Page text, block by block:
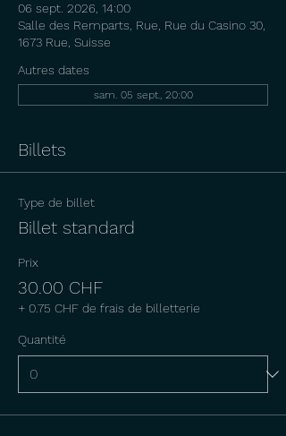
06 sept. 2026, 14:00
Salle des Remparts, Rue, Rue du Casino 30,
1673 Rue, Suisse
Autres dates
sam. 05 sept., 20:00
Billets
Type de billet
Billet standard
Prix
30.00 CHF
+ 0.75 CHF de frais de billetterie
Quantité